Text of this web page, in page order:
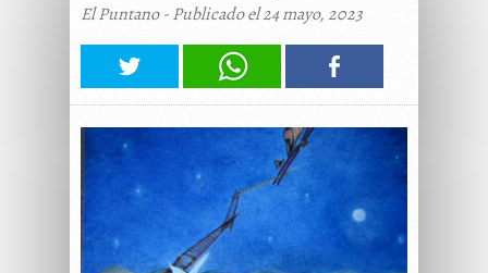
El Puntano - Publicado el 24 mayo, 2023